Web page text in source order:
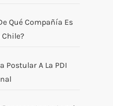
Qué Compañía Es
Chile?
Postular A La PDI